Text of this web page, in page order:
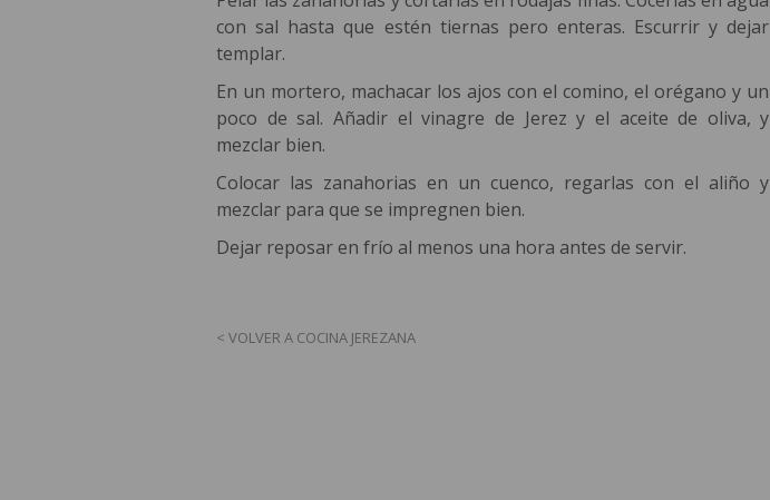
con sal hasta que estén tiernas pero enteras. Escurrir y dejar
templar.
En un mortero, machacar los ajos con el comino, el orégano y un
poco de sal. Añadir el vinagre de Jerez y el aceite de oliva, y
mezclar bien.
Colocar las zanahorias en un cuenco, regarlas con el aliño y
mezclar para que se impregnen bien.
Dejar reposar en frío al menos una hora antes de servir.
< VOLVER A COCINA JEREZANA